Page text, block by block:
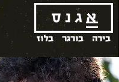
בלוז בורגר בירה